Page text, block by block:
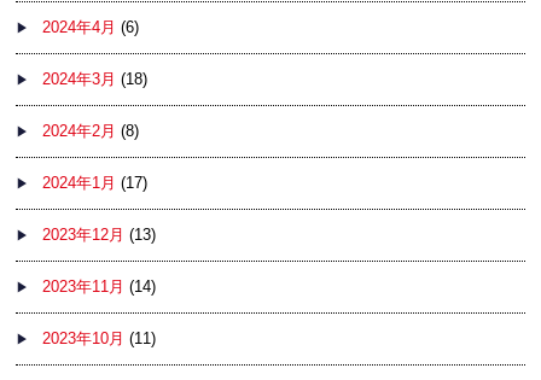
2024年4月 (6)
2024年3月 (18)
2024年2月 (8)
2024年1月 (17)
2023年12月 (13)
2023年11月 (14)
2023年10月 (11)